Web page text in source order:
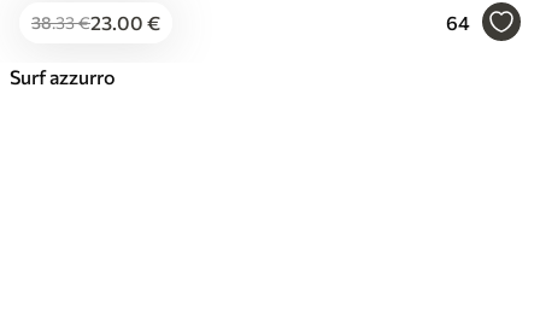
38.33€23.00 € 64
Surf azzurro